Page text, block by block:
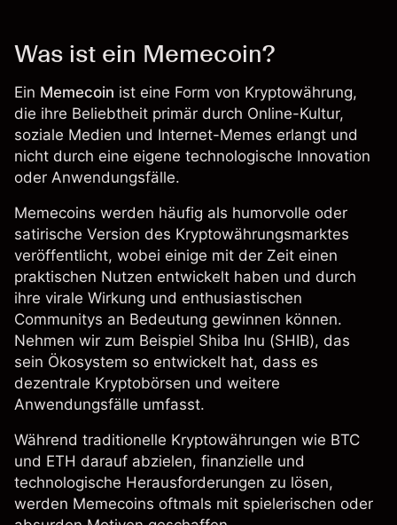
Was ist ein Memecoin?
Ein Memecoin ist eine Form von Kryptowährung,
die ihre Beliebtheit primär durch Online-Kultur,
soziale Medien und Internet-Memes erlangt und
nicht durch eine eigene technologische Innovation
oder Anwendungsfälle.
Memecoins werden häufig als humorvolle oder
satirische Version des Kryptowährungsmarktes
veröffentlicht, wobei einige mit der Zeit einen
praktischen Nutzen entwickelt haben und durch
ihre virale Wirkung und enthusiastischen
Communitys an Bedeutung gewinnen können.
Nehmen wir zum Beispiel Shiba Inu (SHIB), das
sein Ökosystem so entwickelt hat, dass es
dezentrale Kryptobörsen und weitere
Anwendungsfälle umfasst.
Während traditionelle Kryptowährungen wie BTC
und ETH darauf abzielen, finanzielle und
technologische Herausforderungen zu lösen,
werden Memecoins oftmals mit spielerischen oder